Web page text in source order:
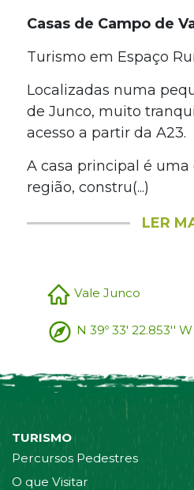
Casas de Campo de
Turismo em Espaço
Localizadas numa
de Junco, muito
acesso a partir da A23.
A casa principal é uma
região, constru(...)
LER
Vale Junco
N 39º 33' 22.853''
TURISMO
Percursos Pedestres
O que Visitar